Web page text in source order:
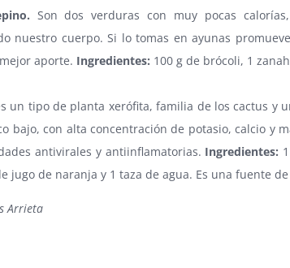
Son dos verduras con muy pocas
nuestro cuerpo. Si lo tomas en ayunas
aporte. Ingredientes: 100 g de brócoli, 1
un tipo de planta xerófita, familia de los cactus y
bajo, con alta concentración de potasio, calcio y
antivirales y antiinflamatorias. Ingredientes:
jugo de naranja y 1 taza de agua. Es una fuente
Arrieta